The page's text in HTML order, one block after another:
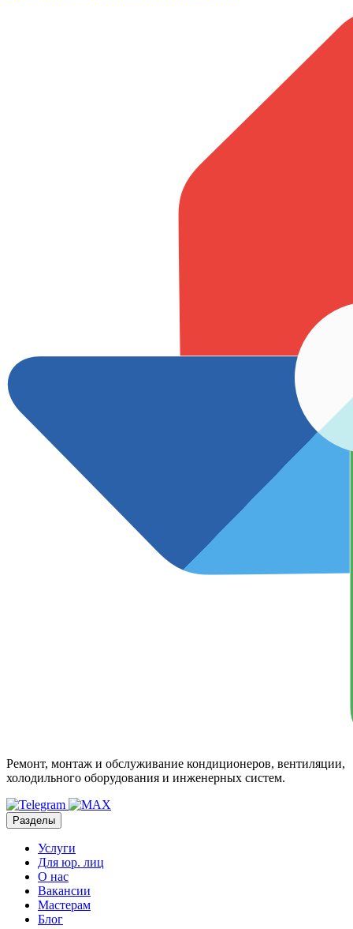
Ремонт, монтаж и обслуживание кондиционеров, вентиляции,
холодильного оборудования и инженерных систем.
Разделы
Услуги
Для юр. лиц
О нас
Вакансии
Мастерам
Блог